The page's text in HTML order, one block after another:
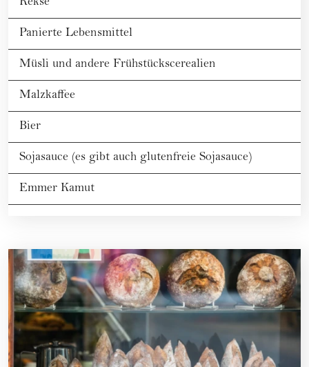
Kekse
Panierte Lebensmittel
Müsli und andere Frühstückscerealien
Malzkaffee
Bier
Sojasauce (es gibt auch glutenfreie Sojasauce)
Emmer Kamut